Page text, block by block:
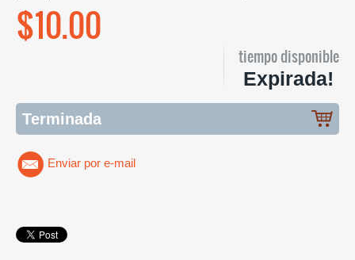
$10.00
tiempo disponible
Expirada!
Terminada
Enviar por e-mail